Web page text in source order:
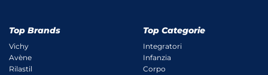
Top Brands
Vichy
Avène
Rilastil
Top Categorie
Integratori
Infanzia
Corpo